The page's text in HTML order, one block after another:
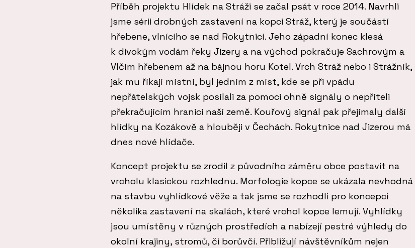
Příběh projektu Hlídek na Stráži se začal psát v roce 2014. Navrhli
jsme sérii drobných zastavení na kopci Stráž, který je součástí
hřebene, vlnícího se nad Rokytnicí. Jeho západní konec klesá
k divokým vodám řeky Jizery a na východ pokračuje Sachrovým a
Vlčím hřebenem až na bájnou horu Kotel. Vrch Stráž nebo i Strážník,
jak mu říkají místní, byl jedním z míst, kde se při vpádu
nepřátelských vojsk posílali za pomoci ohně signály o nepříteli
překračujícím hranici naší země. Kouřový signál pak přejímaly další
hlídky na Kozákově a hlouběji v Čechách. Rokytnice nad Jizerou má
dnes nové hlídače.
Koncept projektu se zrodil z původního záměru obce postavit na
vrcholu klasickou rozhlednu. Morfologie kopce se ukázala nevhodná
na stavbu vyhlídkové věže a tak jsme se rozhodli pro koncepci
několika zastavení na skalách, které vrchol kopce lemují. Vyhlídky
jsou umístěny v různých prostředích a nabízejí pestré výhledy do
okolní krajiny, stromů, či borůvčí. Přibližují návštěvníkům nejen